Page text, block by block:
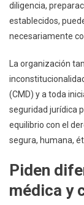
diligencia,
establecidos,
necesariamente
La organización
(CMD) y a toda
seguridad jurídica
equilibrio con el
segura, humana,
Piden
médica y